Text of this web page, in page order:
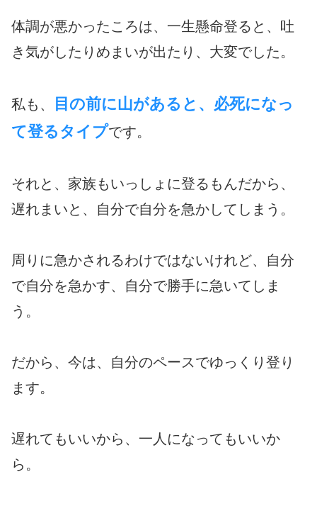
体調が悪かったころは、一生懸命登ると、吐
き気がしたりめまいが出たり、大変でした。
私も、
目の前に山があると、必死になっ
て登るタイプです。
それと、家族もいっしょに登るもんだから、
遅れまいと、自分で自分を急かしてしまう。
周りに急かされるわけではないけれど、自分
で自分を急かす、自分で勝手に急いてしま
う。
だから、今は、自分のペースでゆっくり登り
ます。
遅れてもいいから、一人になってもいいか
ら。